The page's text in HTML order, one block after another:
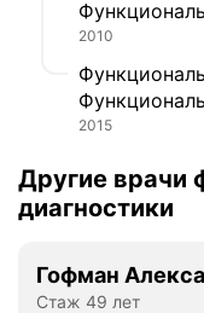
2010
Функциональная диагностика
2015
Другие врачи
диагностики
Гофман
Стаж 49 лет